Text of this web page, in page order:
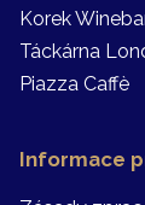
Korek
Táckárna
Piazza Caffè
Informace